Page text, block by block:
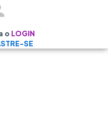
o LOGIN
SE